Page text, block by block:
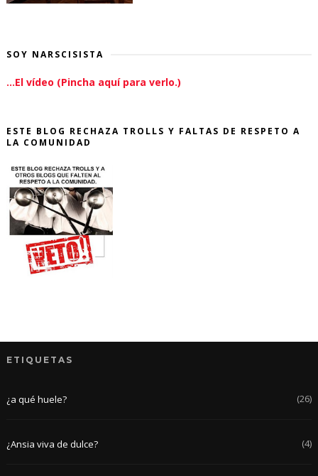
SOY NARSCISISTA
...El vídeo (Pincha aquí para verlo.)
ESTE BLOG RECHAZA TROLLS Y FALTAS DE RESPETO A
LA COMUNIDAD
ETIQUETAS
¿a qué huele? (26)
¿Ansia viva de dulce? (4)